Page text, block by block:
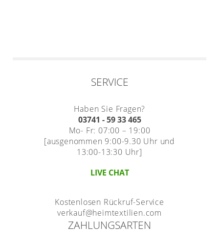
SERVICE
Haben Sie Fragen?
03741 - 59 33 465
Mo- Fr: 07:00 – 19:00
[ausgenommen 9:00-9.30 Uhr und
13:00-13:30 Uhr]
LIVE CHAT
Kostenlosen Rückruf-Service
verkauf@heimtextilien.com
ZAHLUNGSARTEN